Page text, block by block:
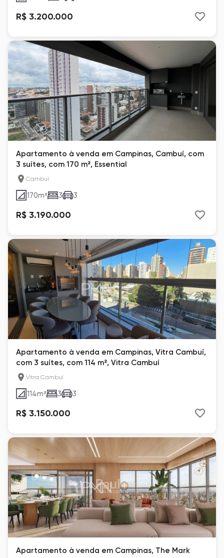
R$ 3.200.000
Apartamento à venda em Campinas, Cambuí, com
3 suítes, com 170 m², Essential
Cambuí
170m² 3 3
R$ 3.190.000
Apartamento à venda em Campinas, Vitra Cambuí,
com 3 suítes, com 114 m², Vitra Cambuí
Vitra Cambuí
114m² 3 3
R$ 3.150.000
Apartamento à venda em Campinas, The Mark